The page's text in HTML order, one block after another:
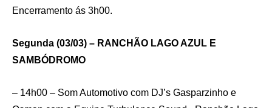
Encerramento ás 3h00.
Segunda (03/03) – RANCHÃO LAGO AZUL E
SAMBÓDROMO
– 14h00 – Som Automotivo com DJ’s Gasparzinho e